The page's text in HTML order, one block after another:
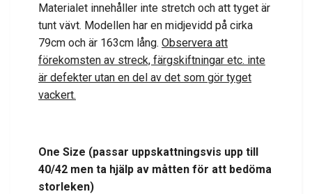
Materialet innehåller inte stretch och att tyget är
tunt vävt. Modellen har en midjevidd på cirka
79cm och är 163cm lång. Observera att
förekomsten av streck, färgskiftningar etc. inte
är defekter utan en del av det som gör tyget
vackert.
One Size (passar uppskattningsvis upp till
40/42 men ta hjälp av måtten för att bedöma
storleken)